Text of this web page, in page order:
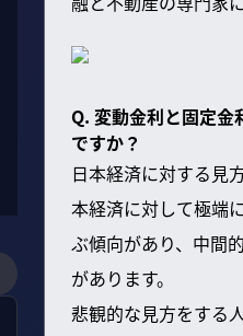
Q. 変動金利と固定
ですか？
日本経済に対する見
本経済に対して極端
ぶ傾向があり、中間
があります。
悲観的な見方をする